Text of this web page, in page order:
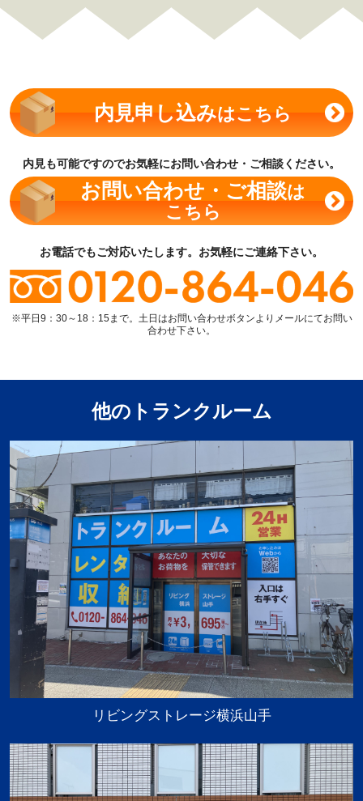
内見申し込みはこちら
内見も可能ですのでお気軽にお問い合わせ・ご相談ください。
お問い合わせ・ご相談は
こちら
お電話でもご対応いたします。お気軽にご連絡下さい。
※平日9：30～18：15まで。土日はお問い合わせボタンよりメールにてお問い
合わせ下さい。
他のトランクルーム
リビングストレージ横浜山手